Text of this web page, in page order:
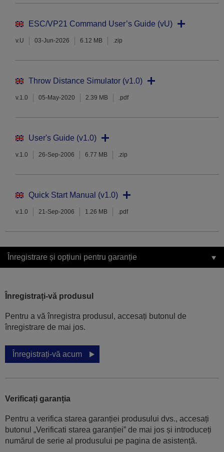
ESC/VP21 Command User’s Guide (vU)
v.U 03-Jun-2026 6.12 MB .zip
Throw Distance Simulator (v1.0)
v.1.0 05-May-2020 2.39 MB .pdf
User's Guide (v1.0)
v.1.0 26-Sep-2006 6.77 MB .zip
Quick Start Manual (v1.0)
v.1.0 21-Sep-2006 1.26 MB .pdf
Înregistrare și opțiuni pentru garanție
Înregistrați-vă produsul
Pentru a vă înregistra produsul, accesați butonul de
înregistrare de mai jos.
Înregistrați-vă acum
Verificați garanția
Pentru a verifica starea garanției produsului dvs., accesați
butonul „Verificati starea garanției” de mai jos și introduceți
numărul de serie al produsului pe pagina de asistență.